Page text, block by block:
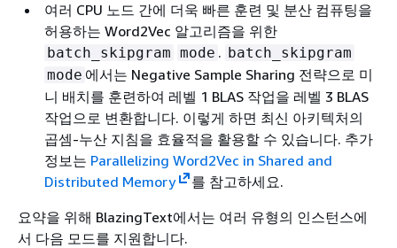
여러 CPU 노드 간에 더욱 빠른 훈련 및 분산 컴퓨팅을
허용하는 Word2Vec 알고리즘을 위한
batch_skipgram mode . batch_skipgram
mode 에서는 Negative Sample Sharing 전략으로 미
니 배치를 훈련하여 레벨 1 BLAS 작업을 레벨 3 BLAS
작업으로 변환합니다. 이렇게 하면 최신 아키텍처의
곱셈-누산 지침을 효율적을 활용할 수 있습니다. 추가
정보는 Parallelizing Word2Vec in Shared and
Distributed Memory
를 참고하세요.
요약을 위해 BlazingText에서는 여러 유형의 인스턴스에
서 다음 모드를 지원합니다.